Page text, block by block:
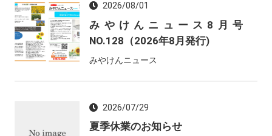
2026/08/01
みやけんニュース8月号
NO.128（2026年8月発行)
みやけんニュース
2026/07/29
夏季休業のお知らせ